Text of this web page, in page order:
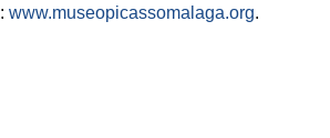
www.museopicassomalaga.org.